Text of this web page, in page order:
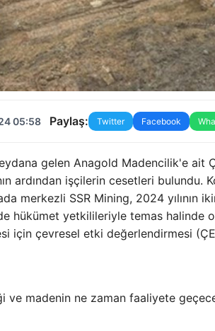
05:58 Paylaş: Twitter Facebook
gelen Anagold Madencilik'e ait
ardından işçilerin cesetleri bulundu.
merkezli SSR Mining, 2024 yılının
hükümet yetkilileriyle temas halinde
için çevresel etki değerlendirmesi
ve madenin ne zaman faaliyete